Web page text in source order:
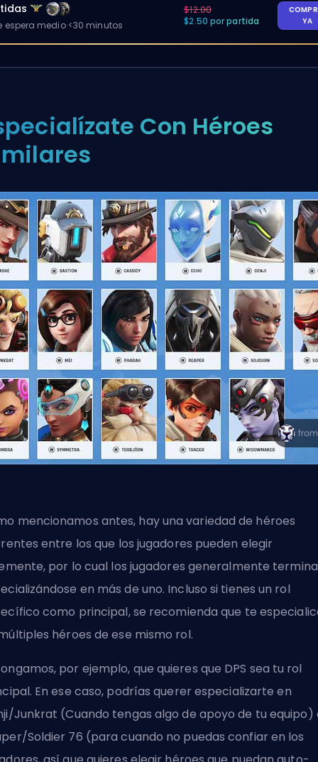
espera medio <30 minutos
$12.00
$2.50 por partida
YA
Con Héroes
mencionamos antes, hay una variedad de héroes
entre los que los jugadores pueden elegir
por lo cual los jugadores generalmente
en más de uno. Incluso si tienes un rol
como principal, se recomienda que te
héroes de ese mismo rol.
por ejemplo, que quieres que DPS sea tu rol
En ese caso, podrías querer especializarte en
Junkrat (Cuando tengas algo de apoyo de tu equipo)
Soldier 76 (para cuando no puedas confiar en los